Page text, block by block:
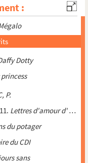
:
Dotty
P.
Lettres d'amour d' 0 à 10
du potager
du CDI
sans